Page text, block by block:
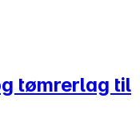
tømrerlag til